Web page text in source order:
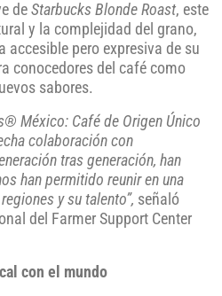
de Starbucks Blonde Roast, este
y la complejidad del grano,
accesible pero expresiva de su
conocedores del café como
sabores.
México: Café de Origen Único
colaboración con
tras generación, han
han permitido reunir en una
y su talento”, señaló
del Farmer Support Center
con el mundo